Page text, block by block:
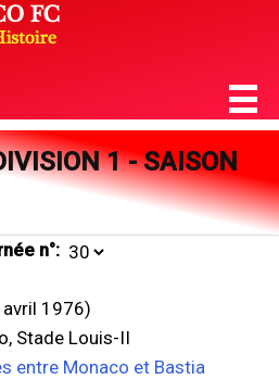
1 - SAISON
n°:
avril 1976)
Stade Louis-II
entre Monaco et Bastia